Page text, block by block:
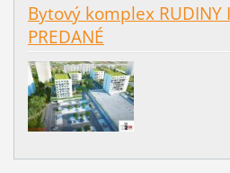
Bytový komplex RUDINY
PREDANÉ